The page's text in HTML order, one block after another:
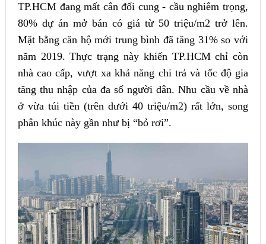
TP.HCM đang mất cân đối cung - cầu nghiêm trọng,
80% dự án mở bán có giá từ 50 triệu/m2 trở lên.
Mặt bằng căn hộ mới trung bình đã tăng 31% so với
năm 2019. Thực trạng này khiến TP.HCM chỉ còn
nhà cao cấp, vượt xa khả năng chi trả và tốc độ gia
tăng thu nhập của đa số người dân. Nhu cầu về nhà
ở vừa túi tiền (trên dưới 40 triệu/m2) rất lớn, song
phân khúc này gần như bị “bỏ rơi”.